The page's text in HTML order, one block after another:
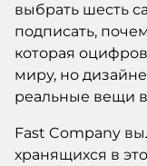
выбрать шесть
подписать,
которая
миру, но
реальные вещи в
Fast Company
хранящихся в